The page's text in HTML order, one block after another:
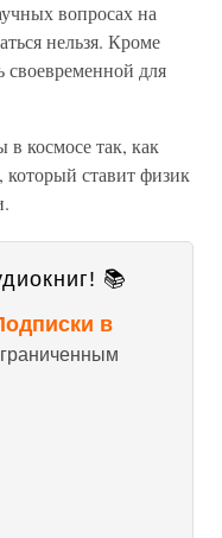
вопросах на
нельзя. Кроме
для
космосе так, как
ставит физик
📚
в